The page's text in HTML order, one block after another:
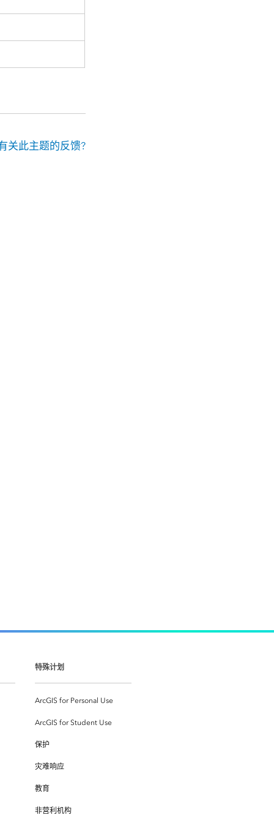
关此主题的反馈?
特殊计划
ArcGIS for Personal Use
ArcGIS for Student Use
保护
灾难响应
教育
非营利机构